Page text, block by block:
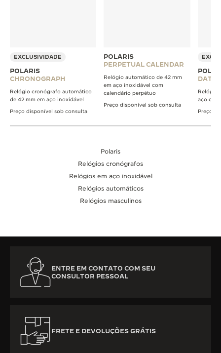
EXCLUSIVIDADE
POLARIS
CHRONOGRAPH
Relógio cronógrafo automático
de 42 mm em aço inoxidável
Preço disponível sob consulta
POLARIS
PERPETUAL CALENDAR
Relógio automático de 42 mm
em aço inoxidável com
calendário perpétuo
Preço disponível sob consulta
DATE
Relógio
aço de
Preço
Polaris
Relógios cronógrafos
Relógios em aço inoxidável
Relógios automáticos
Relógios masculinos
ENTRE EM CONTATO COM SEU
CONSULTOR PESSOAL
FRETE E DEVOLUÇÕES GRÁTIS